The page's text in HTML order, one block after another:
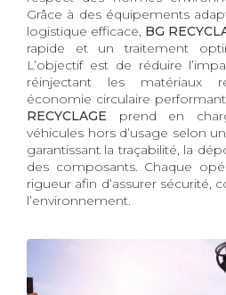
Grâce à des équipements
logistique efficace, BG
rapide et un traitement
L’objectif est de réduire
réinjectant les matériaux
économie circulaire
RECYCLAGE prend en
véhicules hors d’usage selon
garantissant la traçabilité, la
des composants. Chaque
rigueur afin d’assurer sécurité,
l’environnement.